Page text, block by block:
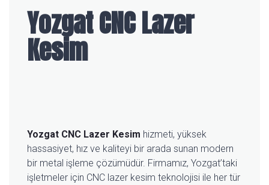
Yozgat CNC Lazer
Kesim
Yozgat CNC Lazer Kesim hizmeti, yüksek
hassasiyet, hız ve kaliteyi bir arada sunan modern
bir metal işleme çözümüdür. Firmamız, Yozgat’taki
işletmeler için CNC lazer kesim teknolojisi ile her tür